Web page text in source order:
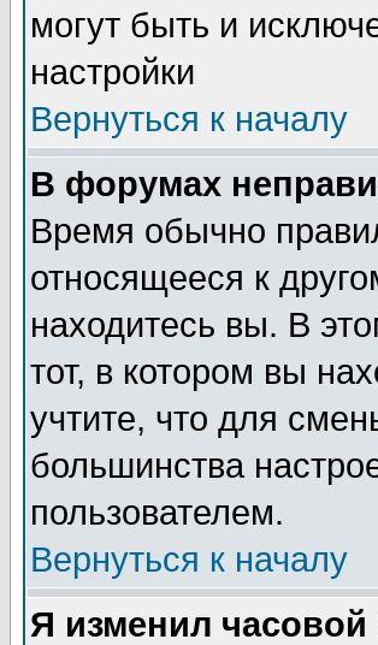
могут быть и
настройки
Вернуться к началу
В форумах
Время обычно
относящееся к
находитесь вы. В
тот, в котором вы
учтите, что для
большинства
пользователем.
Вернуться к началу
Я изменил